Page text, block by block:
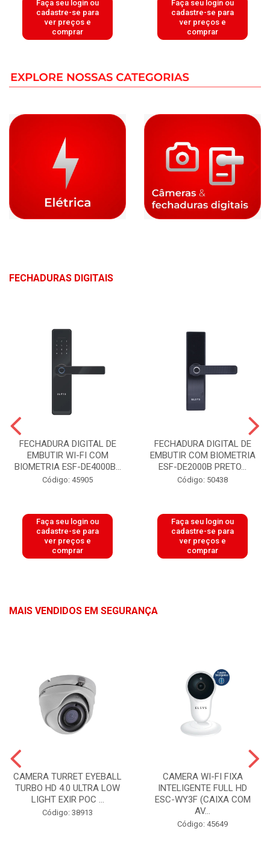
Faça seu login ou
cadastre-se para
ver preços e
comprar
Faça seu login ou
cadastre-se para
ver preços e
comprar
FECHADURAS DIGITAIS
FECHADURA DIGITAL DE
EMBUTIR WI-FI COM
BIOMETRIA ESF-DE4000B...
Código: 45905
Faça seu login ou
cadastre-se para
ver preços e
comprar
FECHADURA DIGITAL DE
EMBUTIR COM BIOMETRIA
ESF-DE2000B PRETO...
Código: 50438
Faça seu login ou
cadastre-se para
ver preços e
comprar
MAIS VENDIDOS EM SEGURANÇA
CAMERA TURRET EYEBALL
TURBO HD 4.0 ULTRA LOW
LIGHT EXIR POC ...
Código: 38913
CAMERA WI-FI FIXA
INTELIGENTE FULL HD
ESC-WY3F (CAIXA COM
AV...
Código: 45649